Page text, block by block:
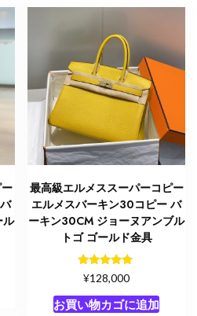
ル
最高級エルメススーパーコピー
エルメスバーキン30コピー バ
ーキン30CM ジョーヌアンブル
トゴ ゴールド金具
5段階中
5.00
の評価
¥128,000
お買い物カゴに追加